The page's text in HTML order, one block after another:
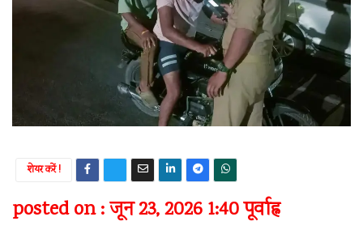
शेयर करें !
posted on : जून 23, 2026 1:40 पूर्वाह्न